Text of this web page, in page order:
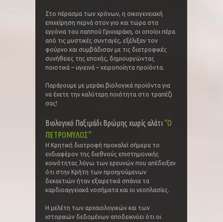
Στο πέρασμα των χρόνων, η οικογενειακή
επιχείρηση περνά στον γιο και τώρα στα
εγγόνια του παππού Γρινιαράκη, οι οποίοι πέρα
από τις μυστικές συνταγές, εξέλιξαν τον
φούρνο και συμβάδισαν με τις διατροφικές
συνήθειες της εποχής, δημιουργώντας
ποιοτικά – υγιεινά – χειροποίητα προϊόντα.
Παράγουμε με μεράκι βιολογικά προϊόντα για
να έχετε την καλύτερη ποιότητα στο τραπέζι
σας!
Βιολογικό Παξιμάδι Βρώμης χωρίς αλάτι“Ο
ΠΕΤΡΟΜΥΛΟΣ”
Η Κρητική διατροφή προκαλεί σήμερα το
ενδιαφέρον της διεθνούς επιστημονικής
κοινότητας λόγω των ερευνών που απέδειξαν
ότι στην Κρήτη των προηγούμενων
δεκαετιών ήταν εξαιρετικά σπάνια τα
καρδιοαγγειακά νοσήματα και οι νεοπλασίες.
Η μελέτη των αρχαιολογικών και των
ιστορικών δεδομένων αποδεικνύει ότι οι